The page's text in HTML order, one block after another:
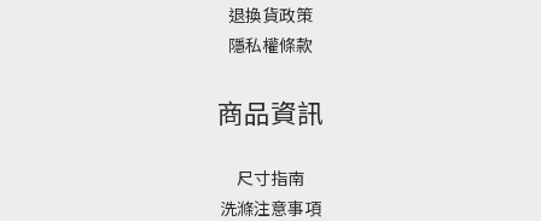
退換貨政策
隱私權條款
商品資訊
尺寸指南
洗滌注意事項